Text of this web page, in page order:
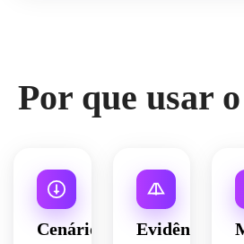
Por que usar
Cenários
Evidência